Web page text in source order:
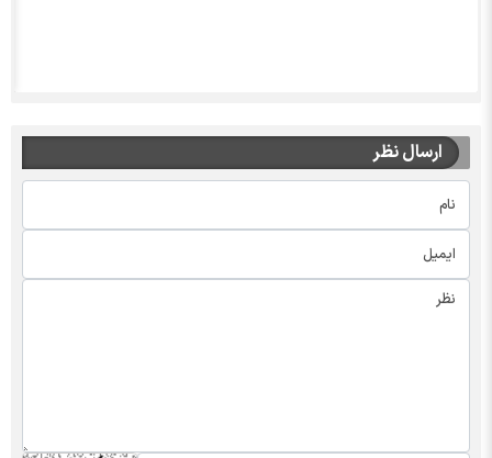
ارسال نظر